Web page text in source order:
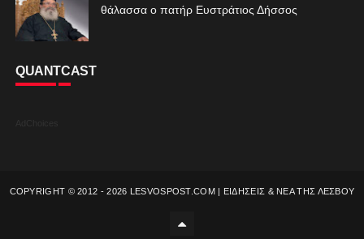
θάλασσα ο πατήρ Ευστράτιος Δήσσος
QUANTCAST
COPYRIGHT © 2012 -2026 LESVOSPOST.COM | ΕΙΔΗΣΕΙΣ & ΝΕΑ ΤΗΣ ΛΕΣΒΟΥ